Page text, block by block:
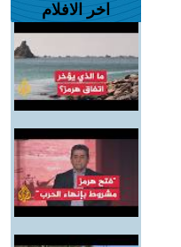
اخر الافلام